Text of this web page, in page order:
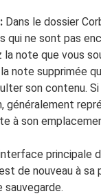
Dans le dossier
qui ne sont pas
note que vous
note supprimée
son contenu.
généralement
à son
principale
de nouveau à
sauvegarde.